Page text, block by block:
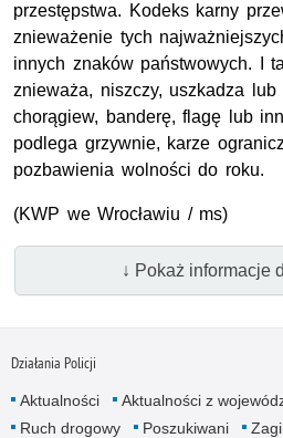
przestępstwa. Kodeks karny
znieważenie tych
innych znaków państwowych. I
znieważa, niszczy, uszkadza lub
chorągiew, banderę, flagę lub
podlega grzywnie, karze
pozbawienia wolności do roku.
(KWP we Wrocławiu / ms)
↓ Pokaż informacje
Działania Policji
Aktualności Aktualności z
Ruch drogowy
Poszukiwani